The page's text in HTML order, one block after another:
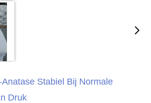
Stabiel Bij Normale
Druk